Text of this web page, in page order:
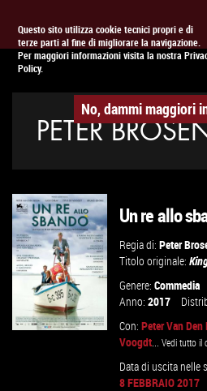
Questo sito utilizza cookie tecnici propri e di
terze parti al fine di migliorare la navigazione.
Per maggiori informazioni visita la nostra
Policy.
No, dammi maggiori
APPUNTAMENTO AL CINEMA
PETER
Un re allo
Regia di:Peter
Titolo originale:
Genere:Commedia
Anno:2017
Con:Peter Van Den
Voogdt...Vedi tutto il
Data di uscita nelle
8 FEBBRAIO 2017